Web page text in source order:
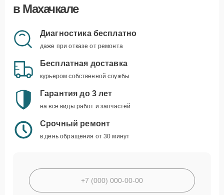
в Махачкале
Диагностика бесплатно
даже при отказе от ремонта
Бесплатная доставка
курьером собственной службы
Гарантия до 3 лет
на все виды работ и запчастей
Срочный ремонт
в день обращения от 30 минут